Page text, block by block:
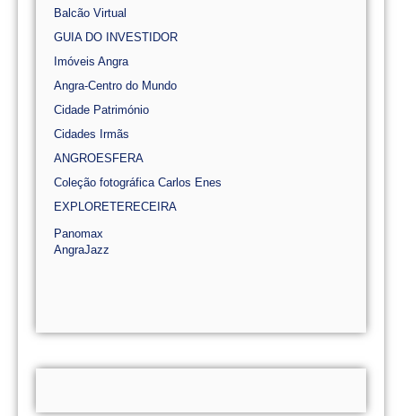
Balcão Virtual
GUIA DO INVESTIDOR
Imóveis Angra
Angra-Centro do Mundo
Cidade Património
Cidades Irmãs
ANGROESFERA
Coleção fotográfica Carlos Enes
EXPLORETERECEIRA
Panomax
AngraJazz